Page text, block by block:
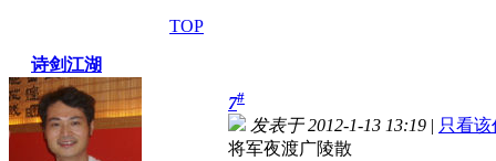
TOP
诗剑江湖
7#
发表于 2012-1-13 13:19 | 只看该
将军夜渡广陵散